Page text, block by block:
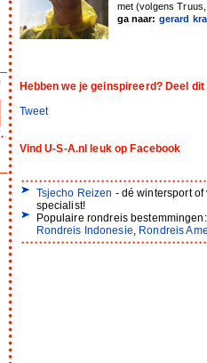
met (volgens
ga naar: gerard
Hebben we je geinspireerd? Deel
Tweet
Vind U-S-A.nl leuk op Facebook
Tsjecho Reizen - dé wintersport
specialist!
Populaire rondreis
Rondreis Indonesie, Rondreis